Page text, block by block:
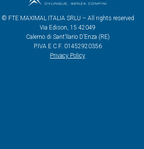
© FTE MAXIMAL ITALIA SRLU – All rights reserved
Via Edison, 15 42049
Calerno di Sant’Ilario D’Enza (RE)
P.IVA E C.F. 01452920356
Privacy Policy